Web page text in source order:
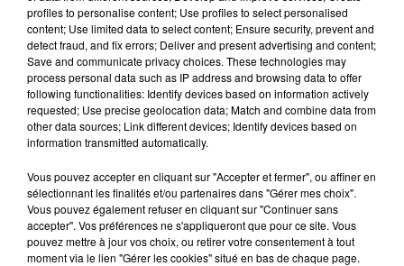
21h19
21h19
DUA LIPA
Houdini
21h16
21h16
ORIA
Soiree Mondaine
profiles to personalise content; Use profiles to select personalised
content; Use limited data to select content; Ensure security, prevent and
detect fraud, and fix errors; Deliver and present advertising and content;
Save and communicate privacy choices. These technologies may
process personal data such as IP address and browsing data to offer
following functionalities: Identify devices based on information actively
requested; Use precise geolocation data; Match and combine data from
other data sources; Link different devices; Identify devices based on
information transmitted automatically.
Vous pouvez accepter en cliquant sur "Accepter et fermer", ou affiner en
sélectionnant les finalités et/ou partenaires dans "Gérer mes choix".
Vous pouvez également refuser en cliquant sur "Continuer sans
accepter". Vos préférences ne s'appliqueront que pour ce site. Vous
pouvez mettre à jour vos choix, ou retirer votre consentement à tout
moment via le lien "Gérer les cookies" situé en bas de chaque page.